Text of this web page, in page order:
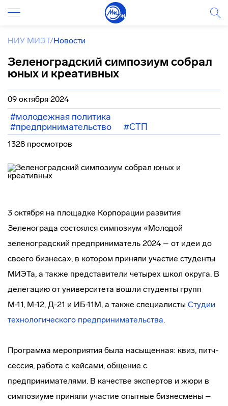
НИУ МИЭТ/Новости
Зеленоградский симпозиум собрал
юных и креативных
09 октября 2024
#молодежная политика
#предпринимательство
#СТП
1328 просмотров
3 октября на площадке Корпорации развития
Зеленограда состоялся симпозиум «Молодой
зеленоградский предприниматель 2024 – от идеи до
своего бизнеса», в котором приняли участие студенты
МИЭТа, а также представители четырех школ округа. В
делегацию от университета вошли студенты групп
М-11, М-12, Д-21 и ИБ-11М, а также специалисты Студии
технологического предпринимательства.
Программа мероприятия была насыщенная: квиз, питч-
сессия, работа с кейсами, общение с
предпринимателями. В качестве экспертов и жюри в
симпозиуме приняли участие опытные бизнесмены –